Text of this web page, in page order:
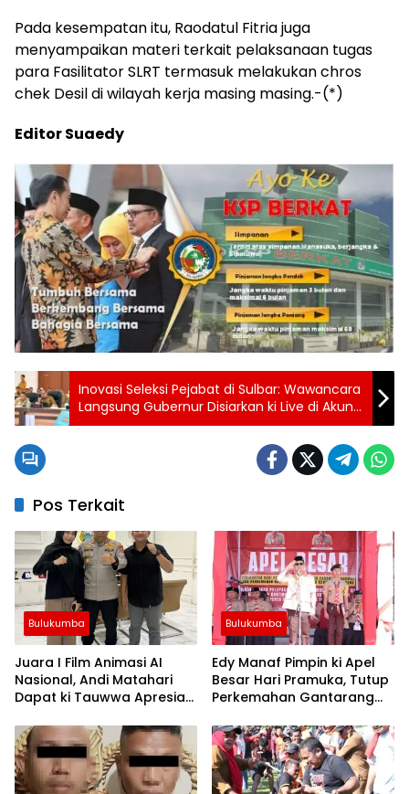
Pada kesempatan itu, Raodatul Fitria juga
menyampaikan materi terkait pelaksanaan tugas
para Fasilitator SLRT termasuk melakukan chros
chek Desil di wilayah kerja masing masing.-(*)
Editor Suaedy
Inovasi Seleksi Pejabat di Sulbar: Wawancara
Langsung Gubernur Disiarkan ki Live di Akun
Media Sosial Pemerintah
Pos Terkait
Bulukumba
Juara I Film Animasi AI
Nasional, Andi Matahari
Dapat ki Tauwwa Apresiasi
Bulukumba
Edy Manaf Pimpin ki Apel
Besar Hari Pramuka, Tutup
Perkemahan Gantarang
Jamnas XII 2026